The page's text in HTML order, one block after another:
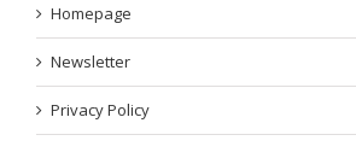
Homepage
Newsletter
Privacy Policy